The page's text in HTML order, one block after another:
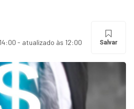
14:00 - atualizado às 12:00 Salvar